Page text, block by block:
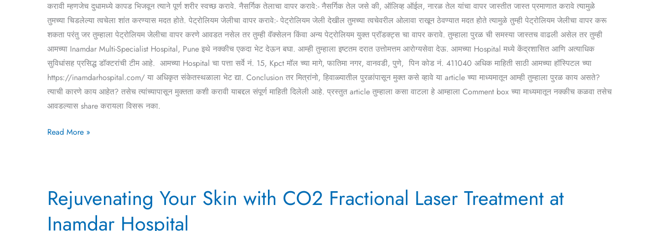
करावी म्हणजेच दुधामध्ये कापड भिजवून त्याने पूर्ण शरीर स्वच्छ करावे. नैसर्गिक तेलाचा वापर करावे:- नैसर्गिक तेल जसे की, ऑलिव्ह ऑईल, नारळ तेल यांचा वापर जास्तीत जास्त प्रमाणात करावे त्यामुळे
तुमच्या चिडलेल्या त्वचेला शांत करण्यास मदत होते. पेट्रोलियम जेलीचा वापर करावे:- पेट्रोलियम जेली देखील तुमच्या त्वचेवरील ओलावा राखून ठेवण्यात मदत होते त्यामुळे तुम्ही पेट्रोलियम जेलीचा वापर करू
शकता परंतु जर तुम्हाला पेट्रोलियम जेलीचा वापर करणे आवडत नसेल तर तुम्ही वॅक्सेलन किंवा अन्य पेट्रोलियम युक्त प्रॉडक्ट्स चा वापर करावे. तुम्हाला पुरळ ची समस्या जास्तच वाढली असेल तर तुम्ही
आमच्या Inamdar Multi-Specialist Hospital, Pune इथे नक्कीच एकदा भेट देऊन बघा. आम्ही तुम्हाला इष्टतम दरात उत्तोमत्तम आरोग्यसेवा देऊ. आमच्या Hospital मध्ये केंद्रशासित आणि अत्याधिक
सुविधांसह प्रसिद्ध डॉक्टरांची टीम आहे. आमच्या Hospital चा पत्ता सर्वे नं. 15, Kpct मॉल च्या मागे, फातिमा नगर, वानवडी, पुणे, पिन कोड नं. 411040 अधिक माहिती साठी आमच्या हॉस्पिटल च्या
https://inamdarhospital.com/ या अधिकृत संकेतस्थळाला भेट द्या. Conclusion तर मित्रांनो, हिवाळ्यातील पुरळांपासून मुक्त कसे व्हावे या article च्या माध्यमातून आम्ही तुम्हाला पुरळ काय असते?
त्याची कारणे काय आहेत? तसेच त्यांच्यापासून मुक्तता कशी करावी याबद्दल संपूर्ण माहिती दिलेली आहे. प्रस्तुत article तुम्हाला कसा वाटला हे आम्हाला Comment box च्या माध्यमातून नक्कीच कळवा तसेच
आवडल्यास share करायला विसरू नका.
Read More »
Rejuvenating Your Skin with CO2 Fractional Laser Treatment at
Inamdar Hospital
Your
Skin
with